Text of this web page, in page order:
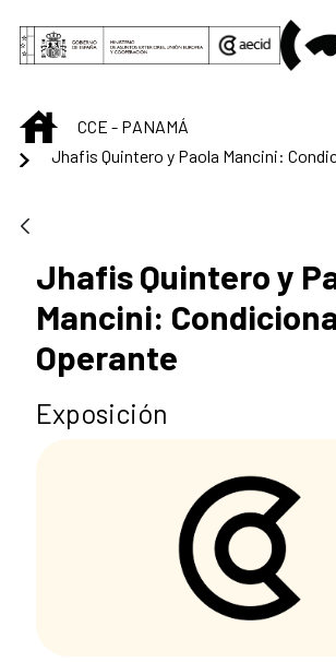
Saltar al contenido principal
INICIOCCE - PANAMÁ
Jhafis Quintero y
Mancini:
Operante
Exposición